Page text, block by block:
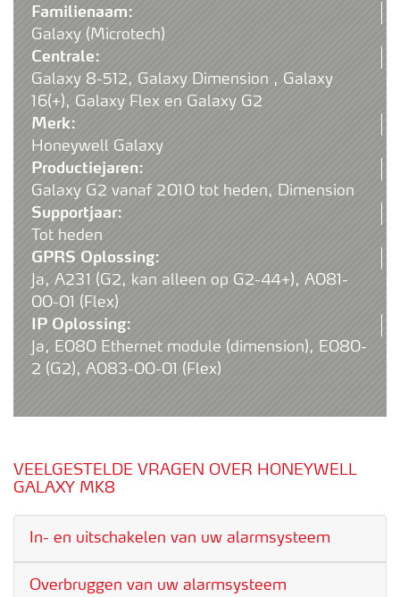
Familienaam:
Galaxy (Microtech)
Centrale:
Galaxy 8-512, Galaxy Dimension , Galaxy
16(+), Galaxy Flex en Galaxy G2
Merk:
Honeywell Galaxy
Productiejaren:
Galaxy G2 vanaf 2010 tot heden, Dimension
Supportjaar:
Tot heden
GPRS Oplossing:
Ja, A231 (G2, kan alleen op G2-44+), A081-
00-01 (Flex)
IP Oplossing:
Ja, E080 Ethernet module (dimension), E080-
2 (G2), A083-00-01 (Flex)
VEELGESTELDE VRAGEN OVER HONEYWELL
GALAXY MK8
In- en uitschakelen van uw alarmsysteem
Overbruggen van uw alarmsysteem